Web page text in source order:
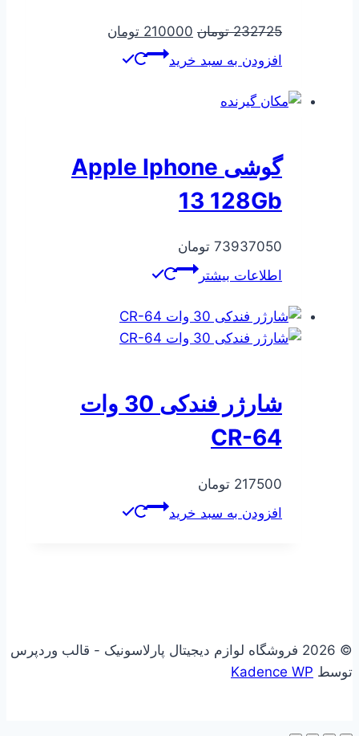
232725 تومان قیمت
اصلی
210000 تومان
افزودن به سبد خرید
گوشی Apple Iphone
13 128Gb
73937050 تومان
اطلاعات بیشتر
شارژر فندکی 30 وات
CR-64
217500 تومان
افزودن به سبد خرید
© 2026 فروشگاه لوازم دیجیتال پارلاسونیک - قالب وردپرس
توسط Kadence WP